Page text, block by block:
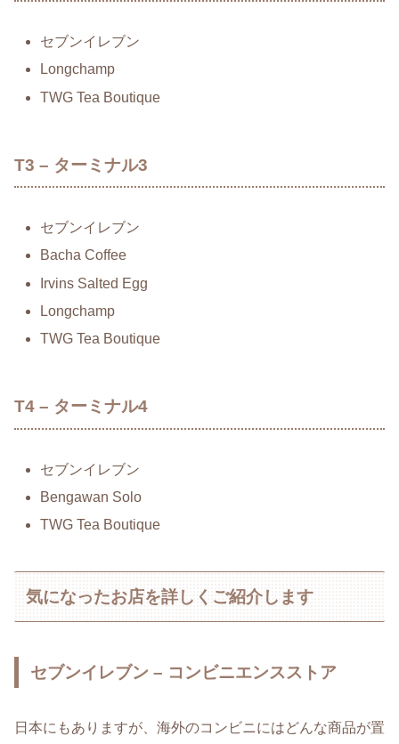
セブンイレブン
Longchamp
TWG Tea Boutique
T3 – ターミナル3
セブンイレブン
Bacha Coffee
Irvins Salted Egg
Longchamp
TWG Tea Boutique
T4 – ターミナル4
セブンイレブン
Bengawan Solo
TWG Tea Boutique
気になったお店を詳しくご紹介します
セブンイレブン – コンビニエンスストア
日本にもありますが、海外のコンビニにはどんな商品が置